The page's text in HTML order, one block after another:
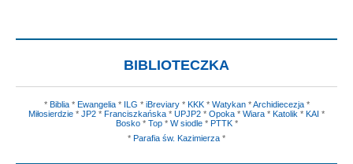
BIBLIOTECZKA
* Biblia* Ewangelia* ILG * iBreviary* KKK* Watykan*Archidiecezja*
Miłosierdzie * JP2 * Franciszkańska * UPJP2 * Opoka * Wiara * Katolik * KAI *
Bosko* Top* W siodle* PTTK*
* Parafia św. Kazimierza *